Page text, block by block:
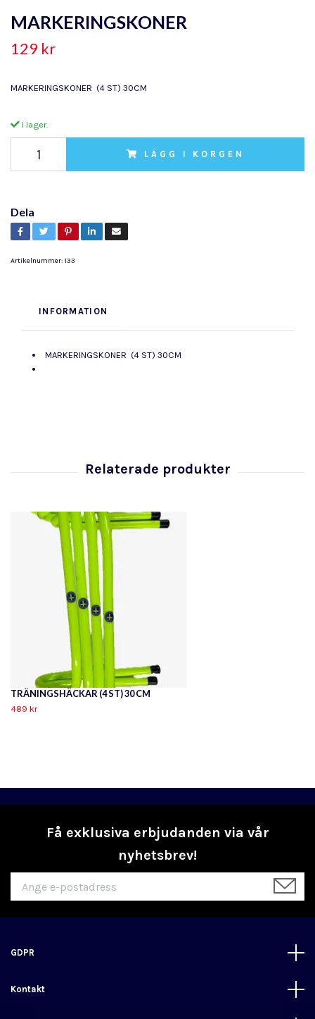
MARKERINGSKONER
129 kr
MARKERINGSKONER (4 ST) 30CM
I lager.
LÄGG I KORGEN
Dela
Artikelnummer: 133
INFORMATION
MARKERINGSKONER (4 ST) 30CM
TRÄNINGSHÄCKAR (4 ST) 30 CM
489 kr
Få exklusiva erbjudanden via vår
nyhetsbrev!
GDPR
Kontakt